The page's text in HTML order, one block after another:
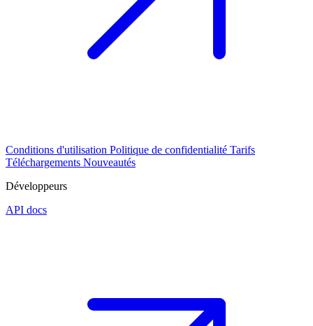
Conditions d'utilisation Politique de confidentialité Tarifs
Téléchargements Nouveautés
Développeurs
API docs